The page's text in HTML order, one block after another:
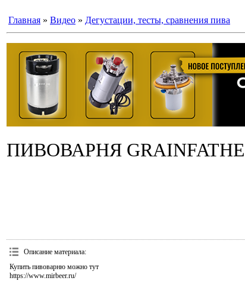
Главная » Видео » Дегустации, тесты, сравнения пива
ПИВОВАРНЯ
Описание материала:
Купить пивоварню можно тут
https://www.mirbeer.ru/